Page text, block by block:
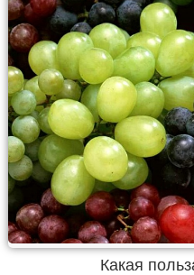
Какая